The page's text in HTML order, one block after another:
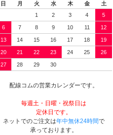
日
月 火 水 木 金
土
1
2 3 4 5
6 7 8 9 10 11 12
13 14 15 16 17 18 19
20 21 22 23 24 25 26
27 28 29 30
配線コムの営業カレンダーです。
毎週土・日曜・祝祭日は
定休日です。
ネットでのご注文は年中無休24時間で
承っております。